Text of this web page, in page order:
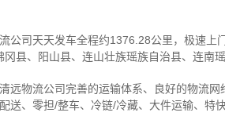
公司天天发车全程约1376.28公里， 极速上
县、阳山县、连山壮族瑶族自治县、连南
远物流公司完善的运输体系、良好的物流
送、零担/整车、冷链/冷藏、大件运输、特